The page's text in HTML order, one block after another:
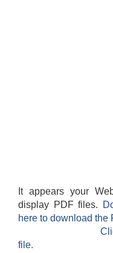
It appears your
display PDF files.
here to download the
file.